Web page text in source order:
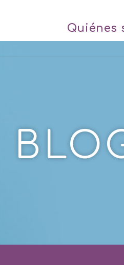
Quiénes